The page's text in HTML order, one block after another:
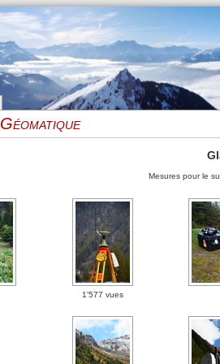
Géomatique
Mesures pour le
1'577 vues